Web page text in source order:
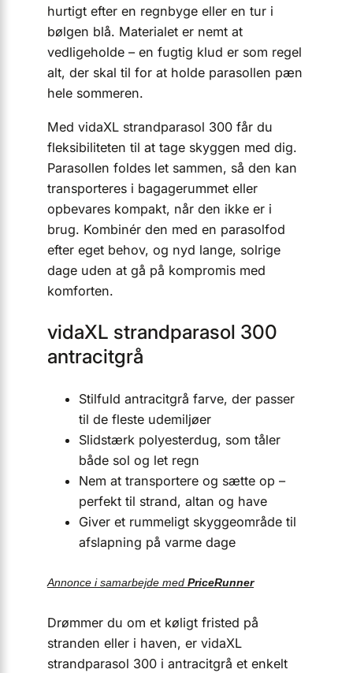
hurtigt efter en regnbyge eller en tur i
bølgen blå. Materialet er nemt at
vedligeholde – en fugtig klud er som regel
alt, der skal til for at holde parasollen pæn
hele sommeren.
Med vidaXL strandparasol 300 får du
fleksibiliteten til at tage skyggen med dig.
Parasollen foldes let sammen, så den kan
transporteres i bagagerummet eller
opbevares kompakt, når den ikke er i
brug. Kombinér den med en parasolfod
efter eget behov, og nyd lange, solrige
dage uden at gå på kompromis med
komforten.
vidaXL strandparasol 300
antracitgrå
Stilfuld antracitgrå farve, der passer
til de fleste udemiljøer
Slidstærk polyesterdug, som tåler
både sol og let regn
Nem at transportere og sætte op –
perfekt til strand, altan og have
Giver et rummeligt skyggeområde til
afslapning på varme dage
Annonce i samarbejde med PriceRunner
Drømmer du om et køligt fristed på
stranden eller i haven, er vidaXL
strandparasol 300 i antracitgrå et enkelt